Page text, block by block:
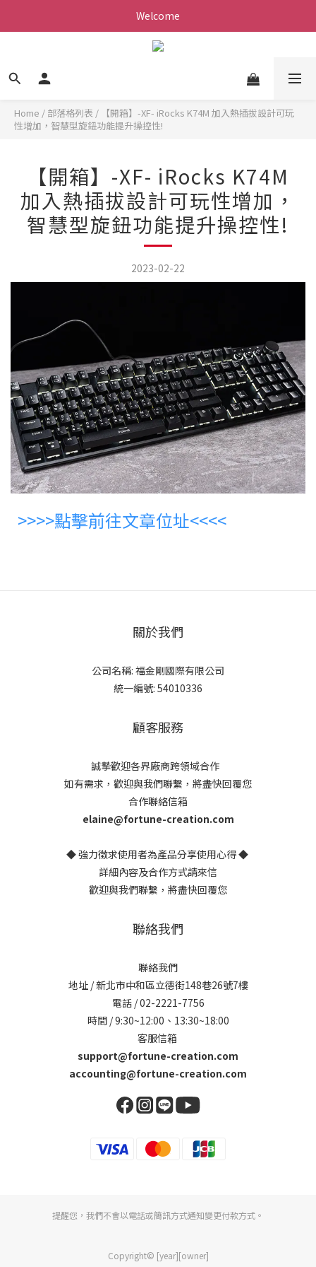
Welcome
Home / 部落格列表 /
【開箱】-XF- iRocks K74M 加入熱插拔設計可玩
性增加，智慧型旋鈕功能提升操控性!
【開箱】-XF- iRocks K74M
加入熱插拔設計可玩性增加，
智慧型旋鈕功能提升操控性!
2023-02-22
>>>>點擊前往文章位址<<<<
關於我們
公司名稱: 福金剛國際有限公司
統一編號: 54010336
顧客服務
誠摯歡迎各界廠商跨領域合作
如有需求，歡迎與我們聯繫，將盡快回覆您
合作聯絡信箱
elaine@fortune-creation.com
◆ 強力徵求使用者為產品分享使用心得 ◆
詳細內容及合作方式請來信
歡迎與我們聯繫，將盡快回覆您
聯絡我們
聯絡我們
地址 / 新北市中和區立德街148巷26號7樓
電話 / 02-2221-7756
時間 / 9:30~12:00、13:30~18:00
客服信箱
support@fortune-creation.com
accounting@fortune-creation.com
提醒您，我們不會以電話或簡訊方式通知變更付款方式。
Copyright© [year][owner]